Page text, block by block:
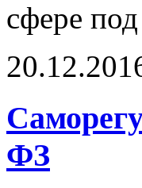
сфере
ФЗ